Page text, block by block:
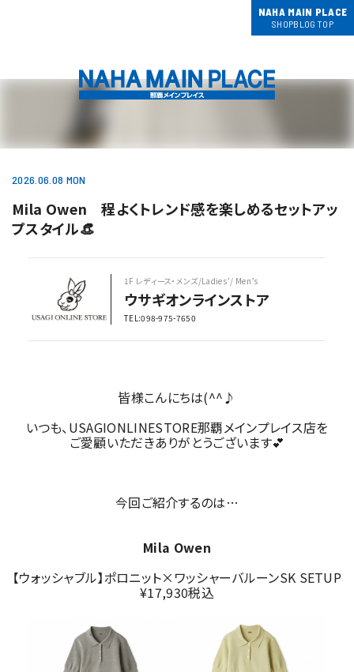
NAHA MAIN PLACE
SHOPBLOG TOP
2026.06.08 MON
Mila Owen 程よくトレンド感を楽しめるセットアッ
プスタイル👒
1F レディース・メンズ/Ladies’/ Men’s
ウサギオンラインストア
TEL:098-975-7650
皆様こんにちは(^^♪
いつも、USAGIONLINESTORE那覇メインプレイス店を
ご愛顧いただきありがとうございます💕
今回ご紹介するのは…
Mila Owen
【ウォッシャブル】ポロニット×ワッシャーバルーンSK SETUP
¥17,930税込